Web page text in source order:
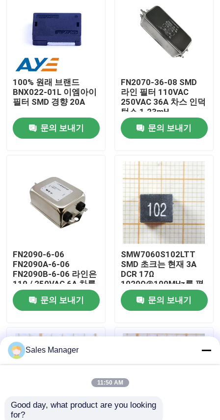
집
화면
우리에 대하여
공장 여행
품질 관리
인용문을 요구하세요
IC 집적 회로
100% 원래 브랜드
BNX022-01L 이엠아이
필터 SMD 경향 20A
문의 보내기
FN2070-36-08 SMD
라인 필터 110VAC
250VAC 36A 차스 인덕
턴스 1.23mH
문의 보내기
FN2090-6-06
FN2090A-6-06
FN2090B-6-06 라인은
110 / 250VAC 6A 차를
필터링합니다
문의 보내기
SMW7060S102LTT
SMD 초크는 현재 3A
DCR 17Ω
1020Ω@100MHz를 평
가했습니다
문의 보내기
Sales Manager
11:50 AM
Good day, what product are you looking
for?